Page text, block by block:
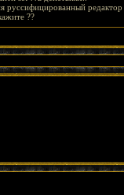
руссифицированный
??